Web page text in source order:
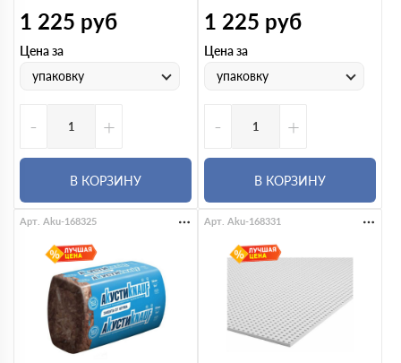
1 225 руб
Цена за
упаковку
- +
В КОРЗИНУ
1 225 руб
Цена за
упаковку
- +
В КОРЗИНУ
Арт. Aku-168325 Арт. Aku-168331